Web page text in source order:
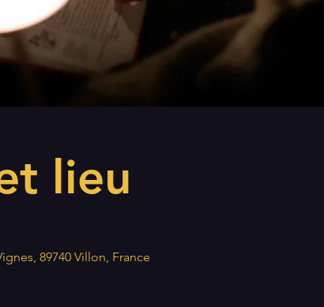
lieu
89740 Villon, France